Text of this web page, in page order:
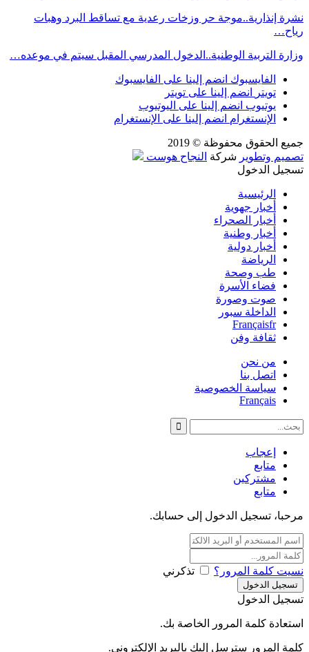
نشرة إنذارية..موجة حر وزخات رعدية مع تساقط البرد وهبات
رياح…
وزارة التربية الوطنية..الدخول المدرسي المقبل سیتم في موعده…
الفايسبوك انضم إلينا على الفايسبوك
تويتر
انضم إلينا على تويتر
يوتيوب انضم إلينا على اليوتيوب
الإنستغرام انضم إلينا على الإنستغرام
جميع الحقوق محفوظة © 2019
تصميم وتطوير شركة النجاح هوست
تسجيل الدخول
الرئيسية
أخبار جهوية
أخبار الصحراء
أخبار وطنية
أخبار دولية
الرياضة
طب وصحة
فضاء الأسرة
صوت وصورة
الداخلة سبور
Françaisfr
ثقافة وفن
من نحن
اتصل بنا
سياسة الخصوصية
Français
إعجاب
متابع
مشتركين
متابع
مرحبا، تسجيل الدخول إلى حسابك.
نسيت كلمة المرور؟ تذكرني
تسجيل الدخول
استعادة كلمة المرور الخاصة بك.
كلمة المرور سترسل إليك بالبريد الإلكتروني.